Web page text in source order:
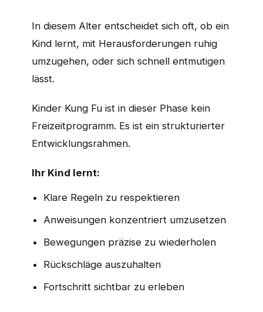
In diesem Alter entscheidet sich oft, ob ein
Kind lernt, mit Herausforderungen ruhig
umzugehen, oder sich schnell entmutigen
lässt.
Kinder Kung Fu ist in dieser Phase kein
Freizeitprogramm. Es ist ein strukturierter
Entwicklungsrahmen.
Ihr Kind lernt:
Klare Regeln zu respektieren
Anweisungen konzentriert umzusetzen
Bewegungen präzise zu wiederholen
Rückschläge auszuhalten
Fortschritt sichtbar zu erleben